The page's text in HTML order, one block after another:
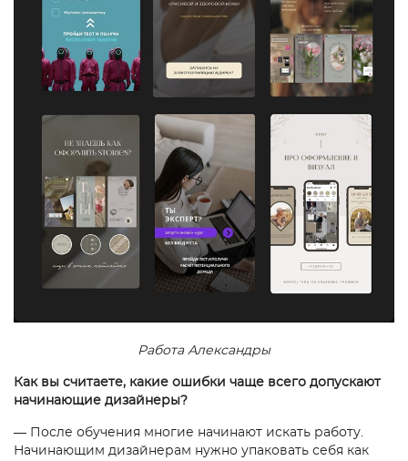
Работа Александры
Как вы считаете, какие ошибки чаще всего допускают
начинающие дизайнеры?
— После обучения многие начинают искать работу.
Начинающим дизайнерам нужно упаковать себя как